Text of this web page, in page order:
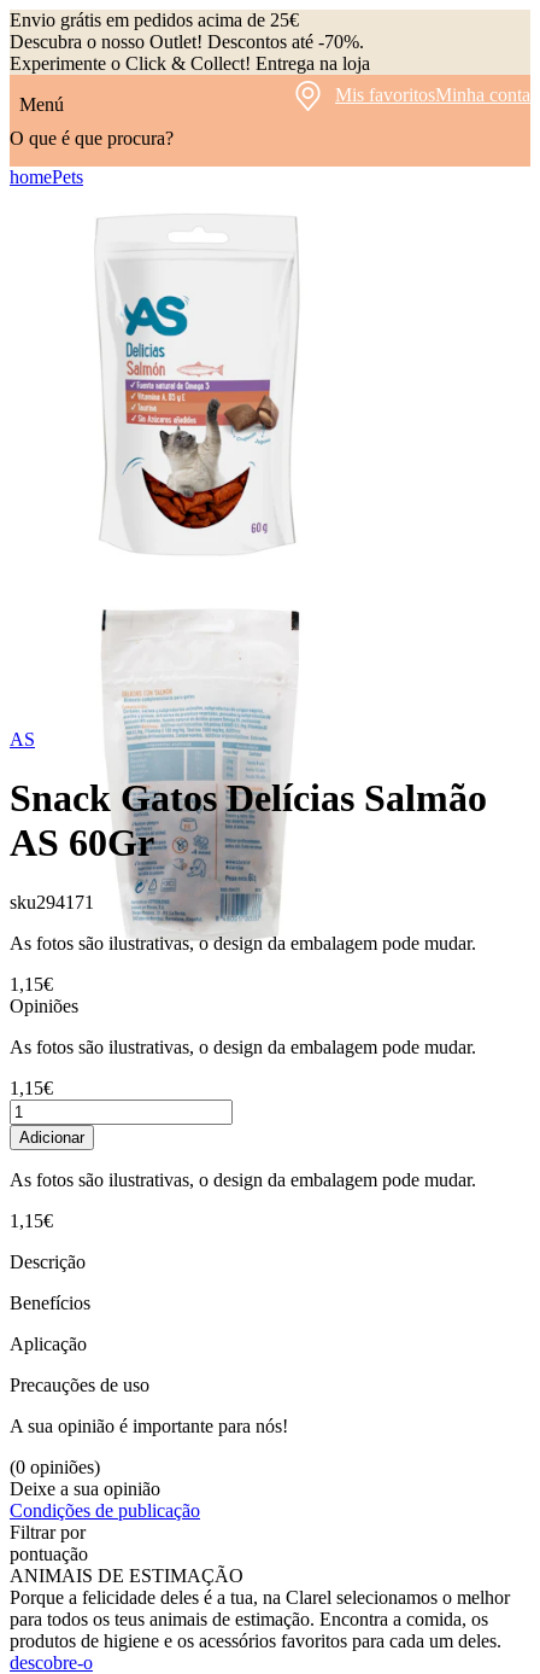
Envio grátis em pedidos acima de 25€
Descubra o nosso Outlet! Descontos até -70%.
Experimente o Click & Collect! Entrega na loja
Menú
Mis favoritosMinha conta
O que é que procura?
homePets
AS
Snack Gatos Delícias Salmão
AS 60Gr
sku294171
As fotos são ilustrativas, o design da embalagem pode mudar.
1,15€
Opiniões
As fotos são ilustrativas, o design da embalagem pode mudar.
1,15€
Adicionar
As fotos são ilustrativas, o design da embalagem pode mudar.
1,15€
Descrição
Benefícios
Aplicação
Precauções de uso
A sua opinião é importante para nós!
(0 opiniões)
Deixe a sua opinião
Condições de publicação
Filtrar por
pontuação
ANIMAIS DE ESTIMAÇÃO
Porque a felicidade deles é a tua, na Clarel selecionamos o melhor
para todos os teus animais de estimação. Encontra a comida, os
produtos de higiene e os acessórios favoritos para cada um deles.
descobre-o